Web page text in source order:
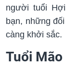
người tuổi
bạn, những
càng khởi sắc.
Tuổi Mão